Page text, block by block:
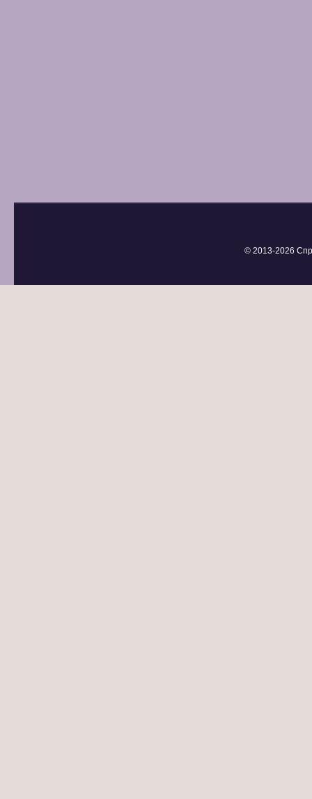
© 2013-2026